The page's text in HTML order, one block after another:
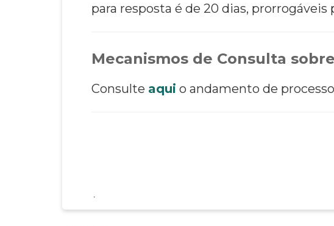
para resposta é de 20 dias, prorrogáveis
Mecanismos de Consulta
Consulte aqui o andamento de